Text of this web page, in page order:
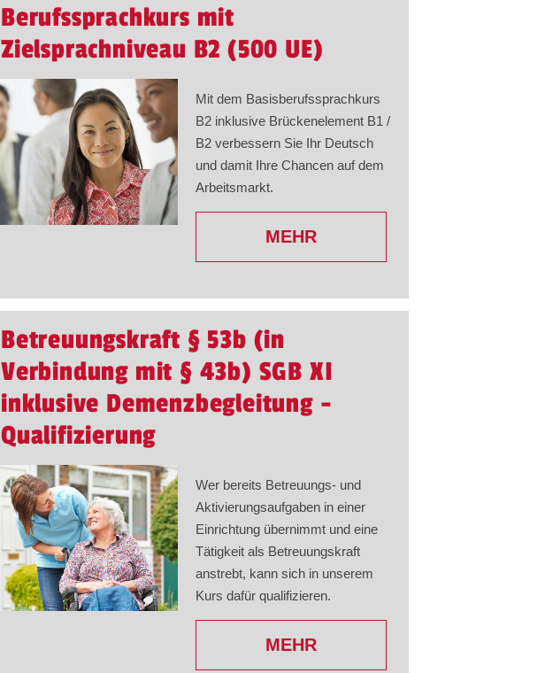
Berufssprachkurs mit
Zielsprachniveau B2 (500 UE)
Mit dem Basisberufssprachkurs
B2 inklusive Brückenelement B1 /
B2 verbessern Sie Ihr Deutsch
und damit Ihre Chancen auf dem
Arbeitsmarkt.
MEHR
Betreuungskraft § 53b (in
Verbindung mit § 43b) SGB XI
inklusive Demenzbegleitung -
Qualifizierung
Wer bereits Betreuungs- und
Aktivierungsaufgaben in einer
Einrichtung übernimmt und eine
Tätigkeit als Betreuungskraft
anstrebt, kann sich in unserem
Kurs dafür qualifizieren.
MEHR